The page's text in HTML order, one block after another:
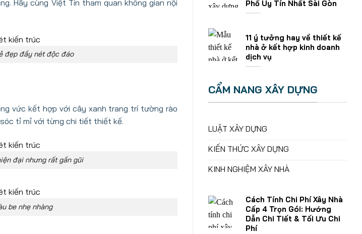
Hãy cùng Việt Tín tham quan không gian nội
đẹp đầy nét độc đáo
vức kết hợp với cây xanh trang trí tường rào
tỉ mỉ với từng chi tiết thiết kế.
đại nhưng rất gần gũi
be nhẹ nhàng
Phố Uy Tín Nhất Sài Gòn
11 ý tưởng hay về thiết kế
nhà ở kết hợp kinh doanh
dịch vụ
CẨM NANG XÂY DỰNG
LUẬT XÂY DỰNG
KIẾN THỨC XÂY DỰNG
KINH NGHIỆM XÂY NHÀ
Cách Tính Chi Phí Xây Nhà
Cấp 4 Trọn Gói: Hướng
Dẫn Chi Tiết & Tối Ưu Chi
Phí